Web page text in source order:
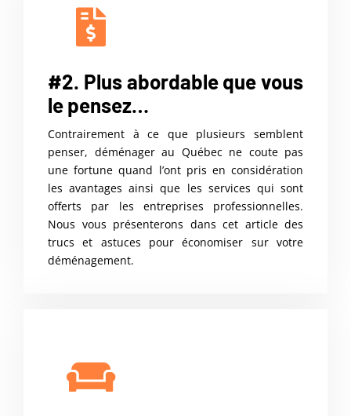
#2. Plus abordable que vous
le pensez…
Contrairement à ce que plusieurs semblent
penser, déménager au Québec ne coute pas
une fortune quand l’ont pris en considération
les avantages ainsi que les services qui sont
offerts par les entreprises professionnelles.
Nous vous présenterons dans cet article des
trucs et astuces pour économiser sur votre
déménagement.